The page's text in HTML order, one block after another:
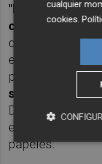
"La sentencia
cumplirse. Las
cumpliremos,
el mismo para
para el que
salvaguardar la
Dentro de ahí
esperar a la
papeles."
cualquier
cookies.